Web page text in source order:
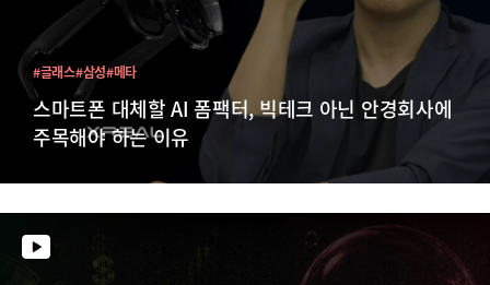
스마트폰 대체할 AI 폼팩터, 빅테크 아닌 안경회사에
주목해야 하는 이유
#글래스#삼성#메타